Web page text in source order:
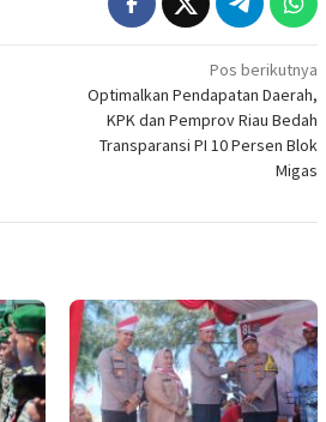
Pos berikutnya
Optimalkan Pendapatan Daerah,
KPK dan Pemprov Riau Bedah
Transparansi PI 10 Persen Blok
Migas